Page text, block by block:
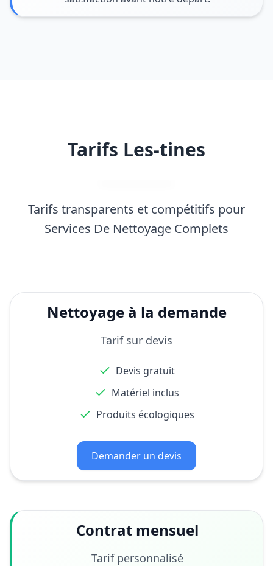
Tarifs Les-tines
Tarifs transparents et compétitifs pour
Services De Nettoyage Complets
Nettoyage à la demande
Tarif sur devis
Devis gratuit
Matériel inclus
Produits écologiques
Demander un devis
Contrat mensuel
Tarif personnalisé